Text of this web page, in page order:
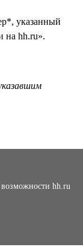
указанный
на hh.ru».
hh.ru